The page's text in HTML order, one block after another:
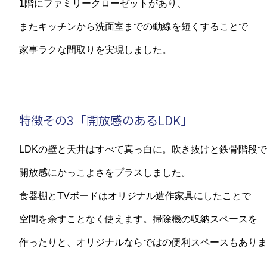
1階にファミリークローゼットがあり、
またキッチンから洗面室までの動線を短くすることで
家事ラクな間取りを実現しました。
特徴その3「開放感のあるLDK」
LDKの壁と天井はすべて真っ白に。吹き抜けと鉄骨階段で
開放感にかっこよさをプラスしました。
食器棚とTVボードはオリジナル造作家具にしたことで
空間を余すことなく使えます。掃除機の収納スペースを
作ったりと、オリジナルならではの便利スペースもあり